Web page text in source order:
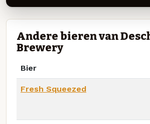
Andere bieren van
Brewery
Bier
Fresh Squeezed